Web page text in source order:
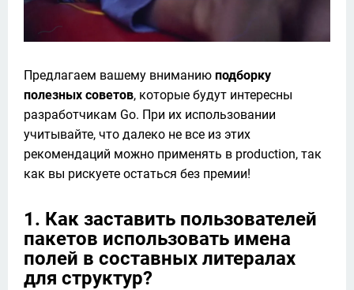
Предлагаем вашему вниманию подборку
полезных советов, которые будут интересны
разработчикам Go. При их использовании
учитывайте, что далеко не все из этих
рекомендаций можно применять в production, так
как вы рискуете остаться без премии!
1. Как заставить пользователей
пакетов использовать имена
полей в составных литералах
для структур?